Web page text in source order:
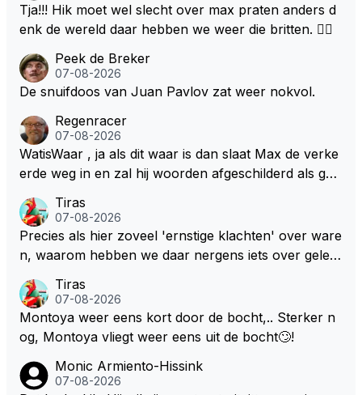
Tja!!! Hik moet wel slecht over max praten anders d
enk de wereld daar hebben we weer die britten. 🤷‍♀️
Peek de Breker
07-08-2026
De snuifdoos van Juan Pavlov zat weer nokvol.
Regenracer
07-08-2026
WatisWaar , ja als dit waar is dan slaat Max de verke
erde weg in en zal hij woorden afgeschilderd als gel
voor een keuze worden gesteld .
Tiras
07-08-2026
Precies als hier zoveel 'ernstige klachten' over ware
n, waarom hebben we daar nergens iets over gelez
Tiras
07-08-2026
Montoya weer eens kort door de bocht,.. Sterker n
og, Montoya vliegt weer eens uit de bocht🙄!
Monic Armiento-Hissink
07-08-2026